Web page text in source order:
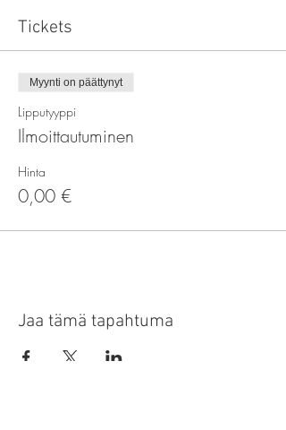
Tickets
Myynti on päättynyt
Lipputyyppi
Ilmoittautuminen
Hinta
0,00 €
Jaa tämä tapahtuma